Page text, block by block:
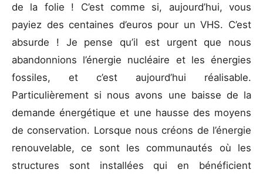
de la folie ! C’est comme si, aujourd’hui, vous
payiez des centaines d’euros pour un VHS. C’est
absurde ! Je pense qu’il est urgent que nous
abandonnions l’énergie nucléaire et les énergies
fossiles, et c’est aujourd’hui réalisable.
Particulièrement si nous avons une baisse de la
demande énergétique et une hausse des moyens
de conservation. Lorsque nous créons de l’énergie
renouvelable, ce sont les communautés où les
structures sont installées qui en bénéficient